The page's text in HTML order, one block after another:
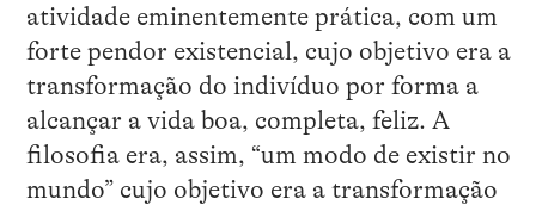
atividade eminentemente prática, com um
forte pendor existencial, cujo objetivo era a
transformação do indivíduo por forma a
alcançar a vida boa, completa, feliz. A
filosofia era, assim, “um modo de existir no
mundo” cujo objetivo era a transformação